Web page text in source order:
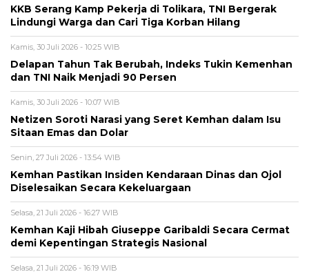
KKB Serang Kamp Pekerja di Tolikara, TNI Bergerak
Lindungi Warga dan Cari Tiga Korban Hilang
Kamis, 30 Juli 2026 - 10:25 WIB
Delapan Tahun Tak Berubah, Indeks Tukin Kemenhan
dan TNI Naik Menjadi 90 Persen
Kamis, 30 Juli 2026 - 10:07 WIB
Netizen Soroti Narasi yang Seret Kemhan dalam Isu
Sitaan Emas dan Dolar
Senin, 27 Juli 2026 - 13:54 WIB
Kemhan Pastikan Insiden Kendaraan Dinas dan Ojol
Diselesaikan Secara Kekeluargaan
Selasa, 21 Juli 2026 - 16:27 WIB
Kemhan Kaji Hibah Giuseppe Garibaldi Secara Cermat
demi Kepentingan Strategis Nasional
Selasa, 21 Juli 2026 - 16:19 WIB